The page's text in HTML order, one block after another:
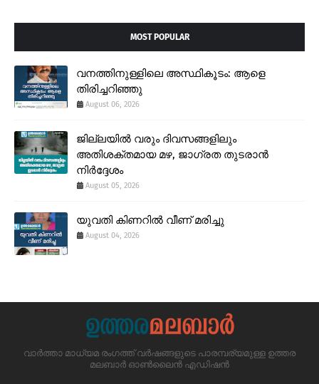
MOST POPULAR
വനത്തിനുള്ളിലെ അസ്ഥികൂടം: ആളെ
തിരിച്ചറിഞ്ഞു
August 06, 2026
ജില്ലയിൽ വരും ദിവസങ്ങളിലും
അതിശക്തമായ മഴ, ജാഗ്രത തുടരാൻ
നിർദ്ദേശം
August 05, 2026
യുവതി കിണറിൽ വീണ് മരിച്ചു
August 04, 2026
വാർത്താ മാധ്യമ രംഗത്ത് വർഷങ്ങളുടെ പാരമ്പര്യമുള്ള ഉത്തര
മലബാർ ഓൺലൈൻ എഡിഷൻ